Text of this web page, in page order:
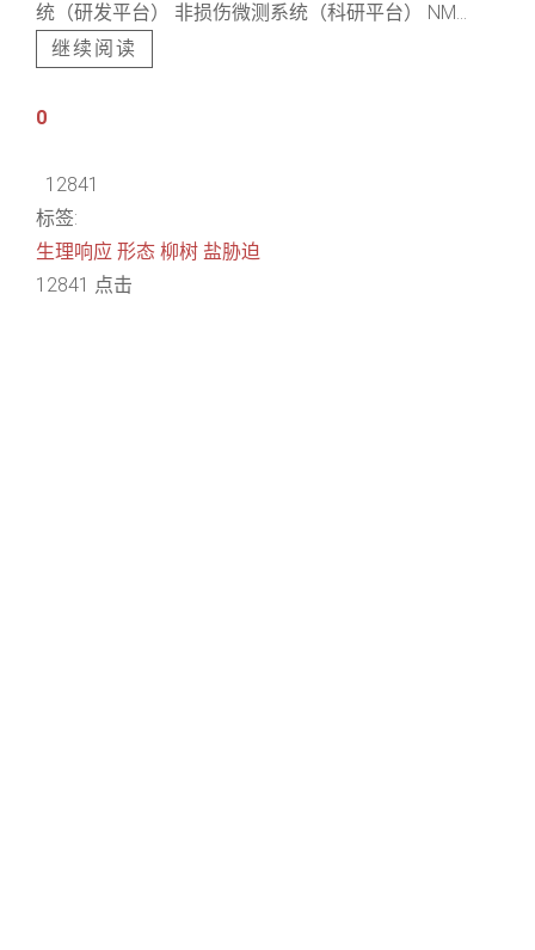
统（研发平台） 非损伤微测系统（科研平台） NM...
继续阅读
0
12841
标签:
生理响应 形态 柳树 盐胁迫
12841 点击